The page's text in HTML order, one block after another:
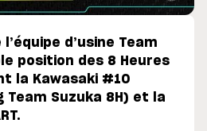
d’usine Team
position des 8 Heures
la Kawasaki #10
Team Suzuka 8H) et la